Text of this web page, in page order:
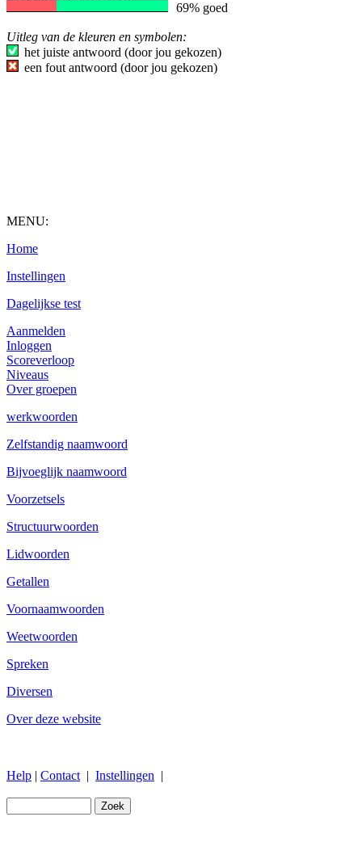
69% goed
Uitleg van de kleuren en symbolen:
het juiste antwoord (door jou gekozen)
een fout antwoord (door jou gekozen)
MENU:
Home
Instellingen
Dagelijkse test
Aanmelden
Inloggen
Scoreverloop
Niveaus
Over groepen
werkwoorden
Zelfstandig naamwoord
Bijvoeglijk naamwoord
Voorzetsels
Structuurwoorden
Lidwoorden
Getallen
Voornaamwoorden
Weetwoorden
Spreken
Diversen
Over deze website
Help | Contact | Instellingen |